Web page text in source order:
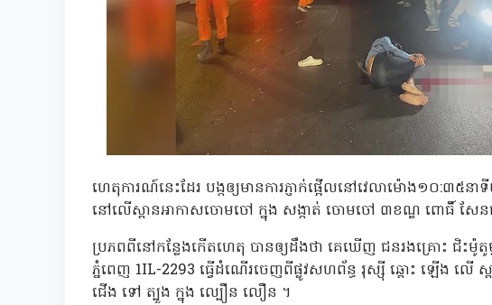
ហេតុការណ៍នេះដែរ បង្កឲ្យមានការភ្ញាក់ផ្អើលនៅវេលាម៉ោង១០:៣៥ន
នៅលើស្ពានអាកាសចោមចៅ ក្នុង សង្កាត់ ចោមចៅ ៣ខណ្ឌ ពោធិ៍ សែន
ប្រភពពីនៅកន្លែងកើតហេតុ បានឲ្យដឹងថា គេឃើញ ជនរងគ្រោះ ជិះម៉ូ
ភ្នំពេញ 1IL-2293 ធ្វើដំណើរចេញពីផ្លូវសហព័ន្ធ រុស្ស៊ី ឆ្ពោះ ឡើង លើ
ជើង ទៅ ត្បួង ក្នុង ល្បឿន លឿន ។